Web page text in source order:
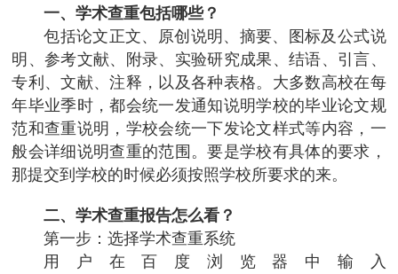
一、学术查重包括哪些？
包括论文正文、原创说明、摘要、图标及公式说
明、参考文献、附录、实验研究成果、结语、引言、
专利、文献、注释，以及各种表格。大多数高校在每
年毕业季时，都会统一发通知说明学校的毕业论文规
范和查重说明，学校会统一下发论文样式等内容，一
般会详细说明查重的范围。要是学校有具体的要求，
那提交到学校的时候必须按照学校所要求的来。
二、学术查重报告怎么看？
第一步：选择学术查重系统
用户在百度浏览器中输入